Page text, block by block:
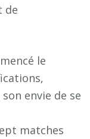
de
le
envie de se
matches